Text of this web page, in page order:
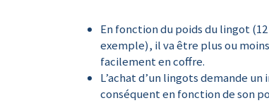
En fonction du poids du lingot
exemple), il va être plus ou
facilement en coffre.
L’achat d’un lingots demande
conséquent en fonction de son